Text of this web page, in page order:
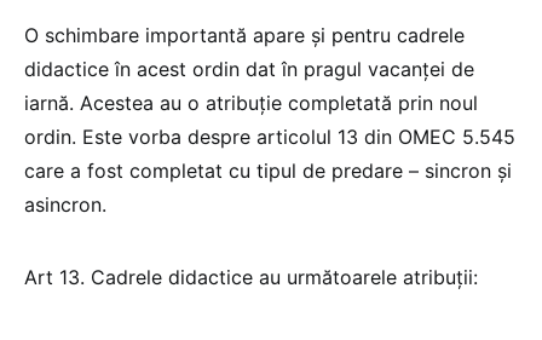
O schimbare importantă apare și pentru cadrele
didactice în acest ordin dat în pragul vacanței de
iarnă. Acestea au o atribuție completată prin noul
ordin. Este vorba despre articolul 13 din OMEC 5.545
care a fost completat cu tipul de predare – sincron și
asincron.
Art 13. Cadrele didactice au următoarele atribuții: